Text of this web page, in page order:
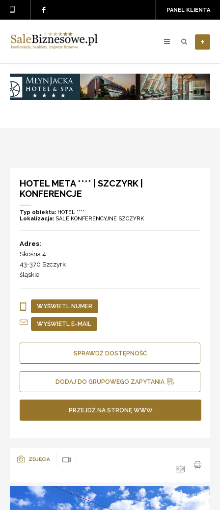
PANEL KLIENTA
+
HOTEL META **** | SZCZYRK |
KONFERENCJE
Typ obiektu: HOTEL ****
Lokalizacja: SALE KONFERENCYJNE SZCZYRK
Adres:
Skośna 4
43-370 Szczyrk
śląskie
WYŚWIETL NUMER
WYŚWIETL E-MAIL
SPRAWDŹ DOSTĘPNOŚĆ
DODAJ DO GRUPOWEGO ZAPYTANIA
PRZEJDŹ NA STRONĘ WWW
ZDJĘCIA